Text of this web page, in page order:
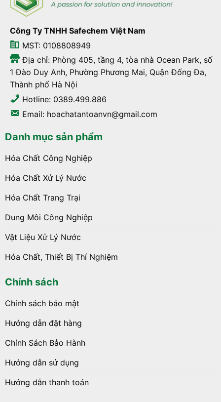
Công Ty TNHH Safechem Việt Nam
MST: 0108808949
Địa chỉ: Phòng 405, tầng 4, tòa nhà Ocean Park, số
1 Đào Duy Anh, Phường Phương Mai, Quận Đống Đa,
Thành phố Hà Nội
Hotline: 0389.499.886
Email: hoachatantoanvn@gmail.com
Danh mục sản phẩm
Hóa Chất Công Nghiệp
Hóa Chất Xử Lý Nước
Hóa Chất Trang Trại
Dung Môi Công Nghiệp
Vật Liệu Xử Lý Nước
Hóa Chất, Thiết Bị Thí Nghiệm
Chính sách
Chính sách bảo mật
Hướng dẫn đặt hàng
Chính Sách Bảo Hành
Hướng dẫn sử dụng
Hướng dẫn thanh toán